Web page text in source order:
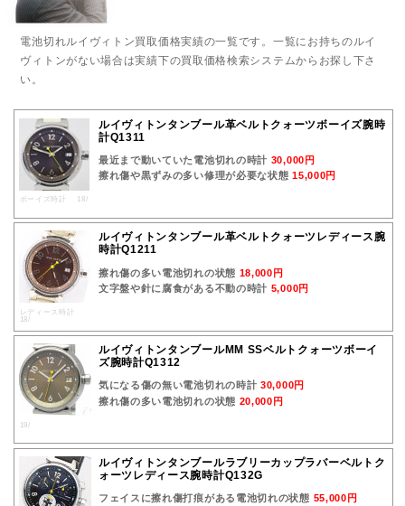
電池切れルイヴィトン買取価格実績の一覧です。一覧にお持ちのルイ
ヴィトンがない場合は実績下の買取価格検索システムからお探し下さ
い。
ボーイズ時計 18/
ルイヴィトンタンブール革ベルトクォーツボーイズ腕時
計Q1311
最近まで動いていた電池切れの時計 30,000円
擦れ傷や黒ずみの多い修理が必要な状態15,000円
レディース時計
18/
ルイヴィトンタンブール革ベルトクォーツレディース腕
時計Q1211
擦れ傷の多い電池切れの状態 18,000円
文字盤や針に腐食がある不動の時計 5,000円
19/
ルイヴィトンタンブールMM SSベルトクォーツボーイ
ズ腕時計Q1312
気になる傷の無い電池切れの時計30,000円
擦れ傷の多い電池切れの状態 20,000円
ルイヴィトンタンブールラブリーカップラバーベルトク
ォーツレディース腕時計Q132G
フェイスに擦れ傷打痕がある電池切れの状態 55,000円